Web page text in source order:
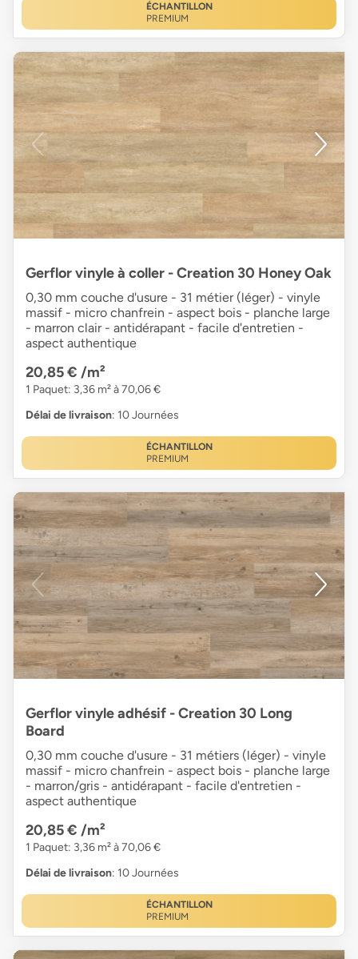
ÉCHANTILLON
PREMIUM
Gerflor vinyle à coller - Creation 30 Honey Oak
0,30 mm couche d'usure - 31 métier (léger) - vinyle
massif - micro chanfrein - aspect bois - planche large
- marron clair - antidérapant - facile d'entretien -
aspect authentique
20,85 € /m²
1 Paquet: 3,36 m² à 70,06 €
Délai de livraison: 10 Journées
ÉCHANTILLON
PREMIUM
Gerflor vinyle adhésif - Creation 30 Long
Board
0,30 mm couche d'usure - 31 métiers (léger) - vinyle
massif - micro chanfrein - aspect bois - planche large
- marron/gris - antidérapant - facile d'entretien -
aspect authentique
20,85 € /m²
1 Paquet: 3,36 m² à 70,06 €
Délai de livraison: 10 Journées
ÉCHANTILLON
PREMIUM